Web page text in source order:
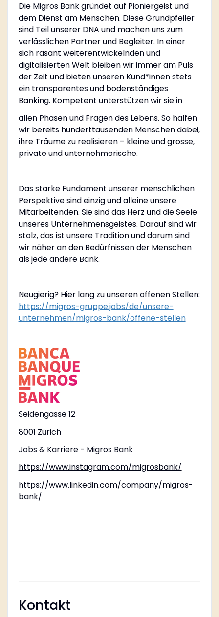
Die Migros Bank gründet auf Pioniergeist und
dem Dienst am Menschen. Diese Grundpfeiler
sind Teil unserer DNA und machen uns zum
verlässlichen Partner und Begleiter. In einer
sich rasant weiterentwickelnden und
digitalisierten Welt bleiben wir immer am Puls
der Zeit und bieten unseren Kund*innen stets
ein transparentes und bodenständiges
Banking. Kompetent unterstützen wir sie in
allen Phasen und Fragen des Lebens. So halfen
wir bereits hunderttausenden Menschen dabei,
ihre Träume zu realisieren – kleine und grosse,
private und unternehmerische.
Das starke Fundament unserer menschlichen
Perspektive sind einzig und alleine unsere
Mitarbeitenden. Sie sind das Herz und die Seele
unseres Unternehmensgeistes. Darauf sind wir
stolz, das ist unsere Tradition und darum sind
wir näher an den Bedürfnissen der Menschen
als jede andere Bank.
Neugierig? Hier lang zu unseren offenen Stellen:
https://migros-gruppe.jobs/de/unsere-
unternehmen/migros-bank/offene-stellen
Seidengasse 12
8001 Zürich
Jobs & Karriere - Migros Bank
https://www.instagram.com/migrosbank/
https://www.linkedin.com/company/migros-
bank/
Kontakt